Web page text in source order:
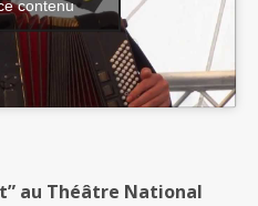
contenu
au Théâtre National